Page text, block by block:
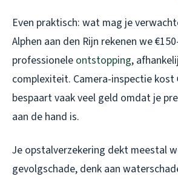
Even praktisch: wat mag je
Alphen aan den Rijn rekenen we
professionele ontstopping,
complexiteit. Camera-inspectie kost
bespaart vaak veel geld omdat je
aan de hand is.
Je opstalverzekering dekt meestal
gevolgschade, denk aan